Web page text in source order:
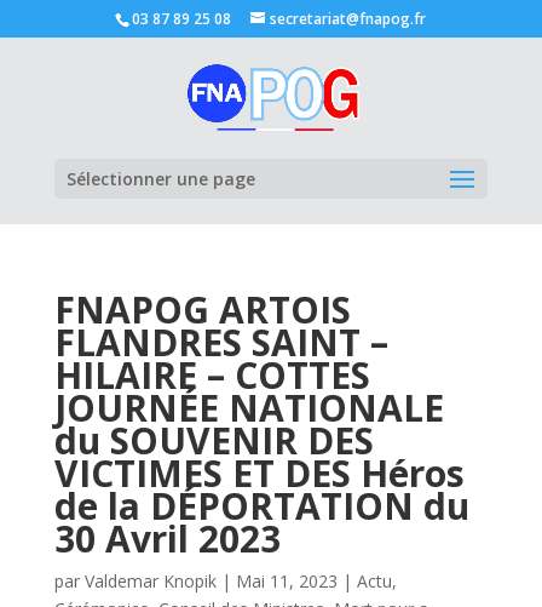
03 87 89 25 08 secretariat@fnapog.fr
Sélectionner une page
FNAPOG ARTOIS
FLANDRES SAINT –
HILAIRE – COTTES
JOURNÉE NATIONALE
du SOUVENIR DES
VICTIMES ET DES Héros
de la DÉPORTATION du
30 Avril 2023
par Valdemar Knopik| Mai 11, 2023 | Actu,